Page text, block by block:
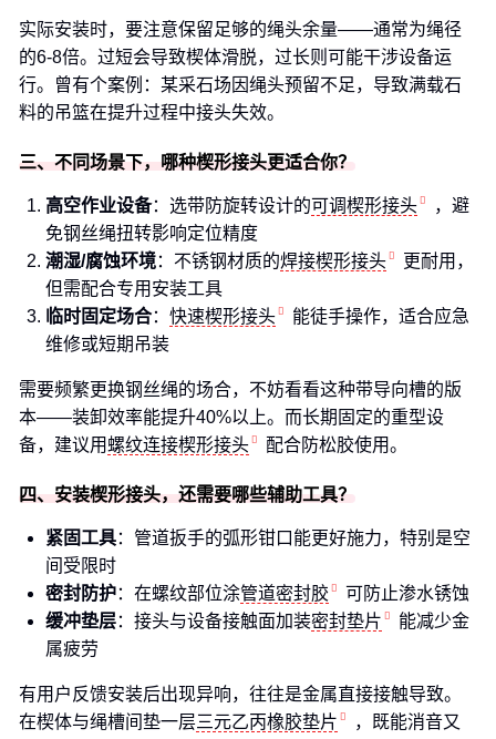
实际安装时，要注意保留足够的绳头余量——通常为绳径
的6-8倍。过短会导致楔体滑脱，过长则可能干涉设备运
行。曾有个案例：某采石场因绳头预留不足，导致满载石
料的吊篮在提升过程中接头失效。
三、不同场景下，哪种楔形接头更适合你？
高空作业设备：选带防旋转设计的可调楔形接头
，避
免钢丝绳扭转影响定位精度
潮湿/腐蚀环境：不锈钢材质的焊接楔形接头
更耐用，
但需配合专用安装工具
临时固定场合： 快速楔形接头
能徒手操作，适合应急
维修或短期吊装
需要频繁更换钢丝绳的场合，不妨看看这种带导向槽的版
本——装卸效率能提升40%以上。而长期固定的重型设
备，建议用 螺纹连接楔形接头 配合防松胶使用。
四、安装楔形接头，还需要哪些辅助工具？
紧固工具：管道扳手的弧形钳口能更好施力，特别是空
间受限时
密封防护：在螺纹部位涂管道密封胶
可防止渗水锈蚀
缓冲垫层：接头与设备接触面加装密封垫片
能减少金
属疲劳
有用户反馈安装后出现异响，往往是金属直接接触导致。
在楔体与绳槽间垫一层三元乙丙橡胶垫片
，既能消音又